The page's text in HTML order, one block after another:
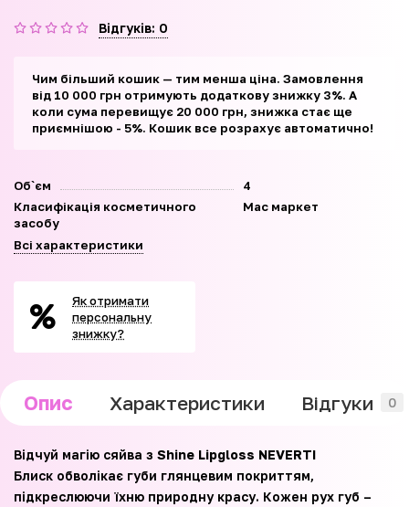
Відгуків: 0
Чим більший кошик — тим менша ціна. Замовлення
від 10 000 грн отримують додаткову знижку 3%. А
коли сума перевищує 20 000 грн, знижка стає ще
приємнішою - 5%. Кошик все розрахує автоматично!
Об`єм
4
Класифікація косметичного
засобу
Мас маркет
Всі характеристики
Як отримати
персональну
знижку?
Опис Характеристики Відгуки 0
Відчуй магію сяйва з Shine Lipgloss NEVERTI
Блиск обволікає губи глянцевим покриттям,
підкреслюючи їхню природну красу. Кожен рух губ –